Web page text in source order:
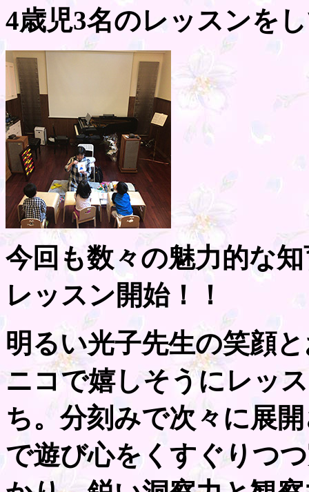
4歳児3名のレッスンを
今回も数々の魅力的な
レッスン開始！！
明るい光子先生の笑顔
ニコで嬉しそうにレッ
ち。分刻みで次々に展
で遊び心をくすぐりつ